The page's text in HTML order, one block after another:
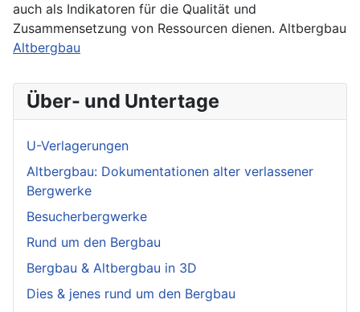
auch als Indikatoren für die Qualität und
Zusammensetzung von Ressourcen dienen. Altbergbau
Altbergbau
Über- und Untertage
U-Verlagerungen
Altbergbau: Dokumentationen alter verlassener
Bergwerke
Besucherbergwerke
Rund um den Bergbau
Bergbau & Altbergbau in 3D
Dies & jenes rund um den Bergbau